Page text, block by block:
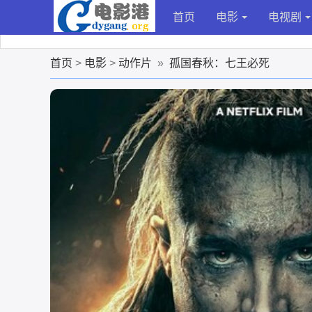
首页 电影 电视剧
首页 > 电影 > 动作片 » 孤国春秋：七王必死